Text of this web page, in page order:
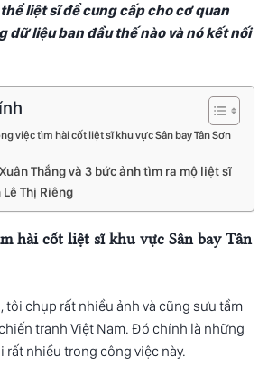
liệt sĩ để cung cấp cho cơ quan
dữ liệu ban đầu thế nào và nó kết nối
việc tìm hài cốt liệt sĩ khu vực Sân bay Tân Sơn
Thắng và 3 bức ảnh tìm ra mộ liệt sĩ
Thị Riêng
hài cốt liệt sĩ khu vực Sân bay Tân
tôi chụp rất nhiều ảnh và cũng sưu tầm
tranh Việt Nam. Đó chính là những
rất nhiều trong công việc này.